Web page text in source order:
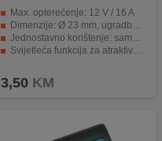
Max. opterećenje: 12 V / 16 A
Dimenzije: Ø 23 mm, ugradbena dimenzija Ø 20 mm
Jednostavno korištenje: samo 2 pozicije
Svijetleća funkcija za atraktivan izgled
3,50 KM